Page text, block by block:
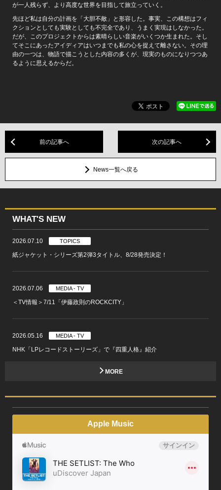
が一人残らず、より高度な世界を目指して旅立っていく。
先ほど私は自分の計画を「大胆不敵」と形容した。事実、この構想はフィ
クションとしても実験としても不完全であり、うまく実現はしなかった。
だが、このプロジェクトからは素晴らしい音楽がいくつか生まれた。そし
てそこにあったアイディアはいつまでも私の心を捉えて離さない。その理
由の一つは、物語で描こうとした内容の多くが、現実のものになりつつあ
るように思えるからだ。
前の記事へ 次の記事へ
News一覧へ戻る
WHAT'S NEW
2026.07.10 TOPICS
紙ジャケット・シリーズ第2弾3タイトル、8/28発売決定！
2026.07.06 MEDIA - TV
＜TV情報＞7/11「伊藤政則のROCKCITY」
2026.05.16 MEDIA - TV
NHK「LPレコードストーリーズ」で『四重人格』紹介
MORE
Apple Music